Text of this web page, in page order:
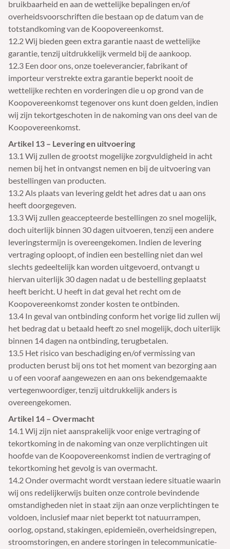
bruikbaarheid en aan de wettelijke bepalingen en/of
overheidsvoorschriften die bestaan op de datum van de
totstandkoming van de Koopovereenkomst.
12.2 Wij bieden geen extra garantie naast de wettelijke
garantie, tenzij uitdrukkelijk vermeld bij de aankoop.
12.3 Een door ons, onze toeleverancier, fabrikant of
importeur verstrekte extra garantie beperkt nooit de
wettelijke rechten en vorderingen die u op grond van de
Koopovereenkomst tegenover ons kunt doen gelden, indien
wij zijn tekortgeschoten in de nakoming van ons deel van de
Koopovereenkomst.
Artikel 13 – Levering en uitvoering
13.1 Wij zullen de grootst mogelijke zorgvuldigheid in acht
nemen bij het in ontvangst nemen en bij de uitvoering van
bestellingen van producten.
13.2 Als plaats van levering geldt het adres dat u aan ons
heeft doorgegeven.
13.3 Wij zullen geaccepteerde bestellingen zo snel mogelijk,
doch uiterlijk binnen 30 dagen uitvoeren, tenzij een andere
leveringstermijn is overeengekomen. Indien de levering
vertraging oploopt, of indien een bestelling niet dan wel
slechts gedeeltelijk kan worden uitgevoerd, ontvangt u
hiervan uiterlijk 30 dagen nadat u de bestelling geplaatst
heeft bericht. U heeft in dat geval het recht om de
Koopovereenkomst zonder kosten te ontbinden.
13.4 In geval van ontbinding conform het vorige lid zullen wij
het bedrag dat u betaald heeft zo snel mogelijk, doch uiterlijk
binnen 14 dagen na ontbinding, terugbetalen.
13.5 Het risico van beschadiging en/of vermissing van
producten berust bij ons tot het moment van bezorging aan
u of een vooraf aangewezen en aan ons bekendgemaakte
vertegenwoordiger, tenzij uitdrukkelijk anders is
overeengekomen.
Artikel 14 – Overmacht
14.1 Wij zijn niet aansprakelijk voor enige vertraging of
tekortkoming in de nakoming van onze verplichtingen uit
hoofde van de Koopovereenkomst indien de vertraging of
tekortkoming het gevolg is van overmacht.
14.2 Onder overmacht wordt verstaan iedere situatie waarin
wij ons redelijkerwijs buiten onze controle bevindende
omstandigheden niet in staat zijn aan onze verplichtingen te
voldoen, inclusief maar niet beperkt tot natuurrampen,
oorlog, opstand, stakingen, epidemieën, overheidsingrepen,
stroomstoringen, en andere storingen in telecommunicatie-